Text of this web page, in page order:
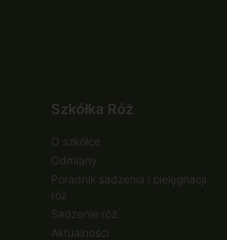
Szkółka Róż
O szkółce
Odmiany
Poradnik sadzenia i pielęgnacji
róż
Sadzenie róż
Aktualności